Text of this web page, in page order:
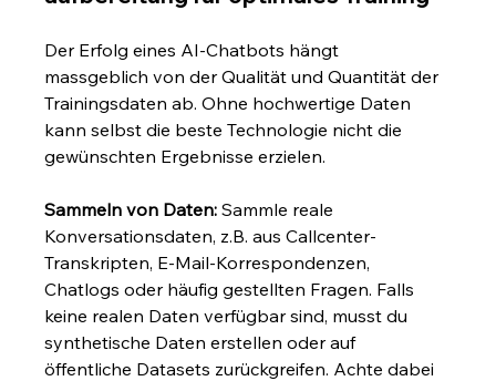
Der Erfolg eines AI-Chatbots hängt
massgeblich von der Qualität und Quantität der
Trainingsdaten ab. Ohne hochwertige Daten
kann selbst die beste Technologie nicht die
gewünschten Ergebnisse erzielen.
Sammeln von Daten: Sammle reale
Konversationsdaten, z.B. aus Callcenter-
Transkripten, E-Mail-Korrespondenzen,
Chatlogs oder häufig gestellten Fragen. Falls
keine realen Daten verfügbar sind, musst du
synthetische Daten erstellen oder auf
öffentliche Datasets zurückgreifen. Achte dabei